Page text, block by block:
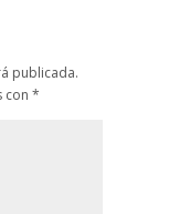
publicada.
con *